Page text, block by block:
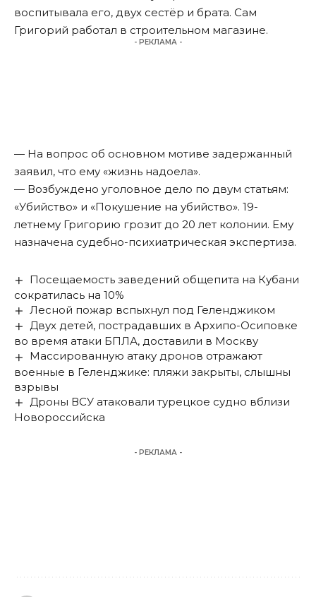
воспитывала его, двух сестёр и брата. Сам
Григорий работал в строительном магазине.
- РЕКЛАМА -
— На вопрос об основном мотиве задержанный
заявил, что ему «жизнь надоела».
— Возбуждено уголовное дело по двум статьям:
«Убийство» и «Покушение на убийство». 19-
летнему Григорию грозит до 20 лет колонии. Ему
назначена судебно-психиатрическая экспертиза.
Посещаемость заведений общепита на Кубани
сократилась на 10%
Лесной пожар вспыхнул под Геленджиком
Двух детей, пострадавших в Архипо-Осиповке
во время атаки БПЛА, доставили в Москву
Массированную атаку дронов отражают
военные в Геленджике: пляжи закрыты, слышны
взрывы
Дроны ВСУ атаковали турецкое судно вблизи
Новороссийска
- РЕКЛАМА -